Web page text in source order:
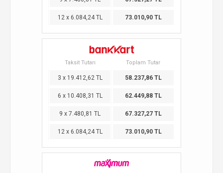
12 x 6.084,24 TL 73.010,90 TL
Taksit Tutarı Toplam Tutar
3 x 19.412,62 TL 58.237,86 TL
6 x 10.408,31 TL 62.449,88 TL
9 x 7.480,81 TL 67.327,27 TL
12 x 6.084,24 TL 73.010,90 TL